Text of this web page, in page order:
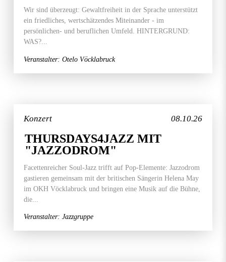
Wir sind überzeugt: Gewaltfreiheit in der Sprache unterstützt
ein friedliches, wertschätzendes Miteinander - im
persönlichen- und beruflichen Umfeld. HINTERGRUND:
WAS?...
Veranstalter: Otelo Vöcklabruck
08.10.26
Konzert
THURSDAYS4JAZZ MIT
"JAZZODROM"
Facettenreicher Soul-Jazz trifft auf Pop-Elemente: Jazzodrom
gastieren gemeinsam mit der britischen Sängerin Helena May
im OKH Vöcklabruck und bringen eine Musik auf die Bühne,
die...
Veranstalter: Jazzgruppe